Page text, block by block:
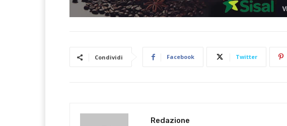
Condividi Facebook Twitter
Redazione